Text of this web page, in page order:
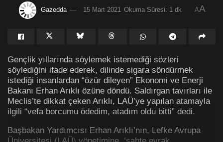
Gazedda 15 Mart 2021 Okuma Süresi: 1 dk AA
Gençlik yıllarında söylemek istemediği sözleri
söylediğini ifade ederek, dilinde sigara söndürmek
istediği insanlardan “özür dileyen” Ekonomi ve Enerji
Bakanı Erhan Arıklı özüne döndü. Saldırgan tavırları ile
Meclis’te dikkat çeken Arıklı, LAÜ’ye yapılan atamayla
ilgili “vefa borcumu ödedim, atadım oldu bitti” dedi.
Başbakan Yardımcısı Erhan Arıklı’nın, Lefke Avrupa